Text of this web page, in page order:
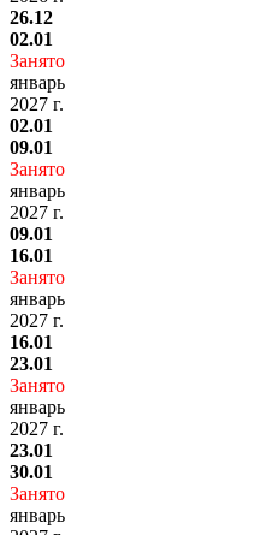
26.12
02.01
Занято
январь
2027 г.
02.01
09.01
Занято
январь
2027 г.
09.01
16.01
Занято
январь
2027 г.
16.01
23.01
Занято
январь
2027 г.
23.01
30.01
Занято
январь